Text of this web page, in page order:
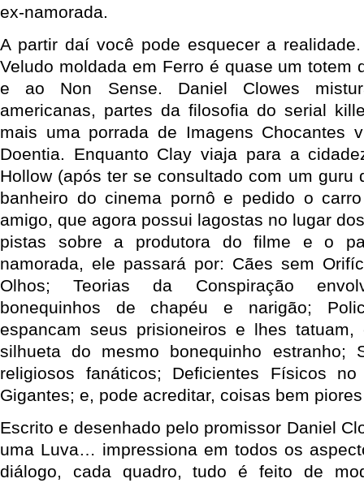
ex-namorada.
A partir daí você pode esquecer a
Veludo moldada em Ferro é quase um totem
e ao Non Sense. Daniel Clowes
americanas, partes da filosofia do serial
mais uma porrada de Imagens Chocantes
Doentia. Enquanto Clay viaja para a
Hollow (após ter se consultado com um guru
banheiro do cinema pornô e pedido o
amigo, que agora possui lagostas no lugar
pistas sobre a produtora do filme e o
namorada, ele passará por: Cães sem
Olhos; Teorias da Conspiração
bonequinhos de chapéu e narigão;
espancam seus prisioneiros e lhes
silhueta do mesmo bonequinho estranho;
religiosos fanáticos; Deficientes Físicos
Gigantes; e, pode acreditar, coisas bem
Escrito e desenhado pelo promissor Daniel
uma Luva… impressiona em todos os
diálogo, cada quadro, tudo é feito de